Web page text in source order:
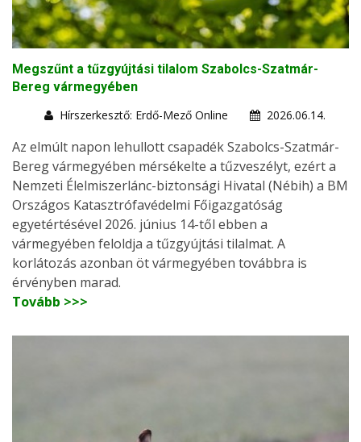
Megszűnt a tűzgyújtási tilalom Szabolcs-Szatmár-
Bereg vármegyében
Hírszerkesztő: Erdő-Mező Online
2026.06.14.
Az elmúlt napon lehullott csapadék Szabolcs-Szatmár-
Bereg vármegyében mérsékelte a tűzveszélyt, ezért a
Nemzeti Élelmiszerlánc-biztonsági Hivatal (Nébih) a BM
Országos Katasztrófavédelmi Főigazgatóság
egyetértésével 2026. június 14-től ebben a
vármegyében feloldja a tűzgyújtási tilalmat. A
korlátozás azonban öt vármegyében továbbra is
érvényben marad.
Tovább >>>